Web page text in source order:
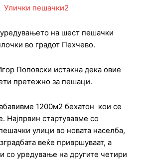
на шест пешачки
во градот Пехчево.
Поповски истакна дека овие
претежно за пешаци.
1200м2 бехатон кои се
Најпрвин стартувавме со
улици во новата населба,
веќе привршуваат, а
со уредување на другите четири